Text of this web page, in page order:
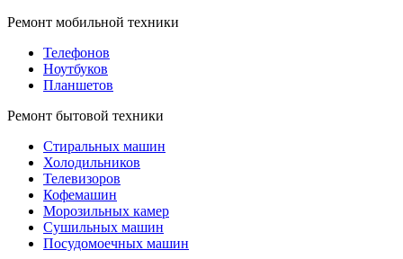
Ремонт мобильной техники
Телефонов
Ноутбуков
Планшетов
Ремонт бытовой техники
Стиральных машин
Холодильников
Телевизоров
Кофемашин
Морозильных камер
Сушильных машин
Посудомоечных машин